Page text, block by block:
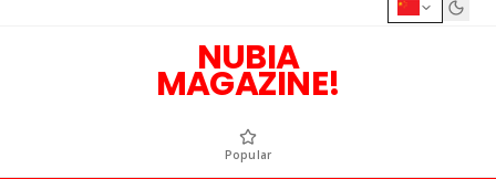
NUBIA
MAGAZINE!
Popular